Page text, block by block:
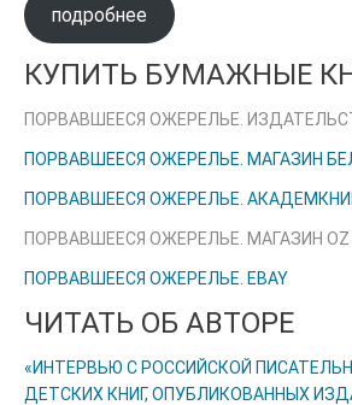
подробнее
КУПИТЬ БУМАЖНЫЕ
ПОРВАВШЕЕСЯ ОЖЕРЕЛЬЕ.
ПОРВАВШЕЕСЯ ОЖЕРЕЛЬЕ. МАГАЗИН
ПОРВАВШЕЕСЯ ОЖЕРЕЛЬЕ.
ПОРВАВШЕЕСЯ ОЖЕРЕЛЬЕ. МАГАЗИН OZ
ПОРВАВШЕЕСЯ ОЖЕРЕЛЬЕ. EBAY
ЧИТАТЬ ОБ АВТОРЕ
«ИНТЕРВЬЮ С РОССИЙСКОЙ
ДЕТСКИХ КНИГ, ОПУБЛИКОВАННЫХ